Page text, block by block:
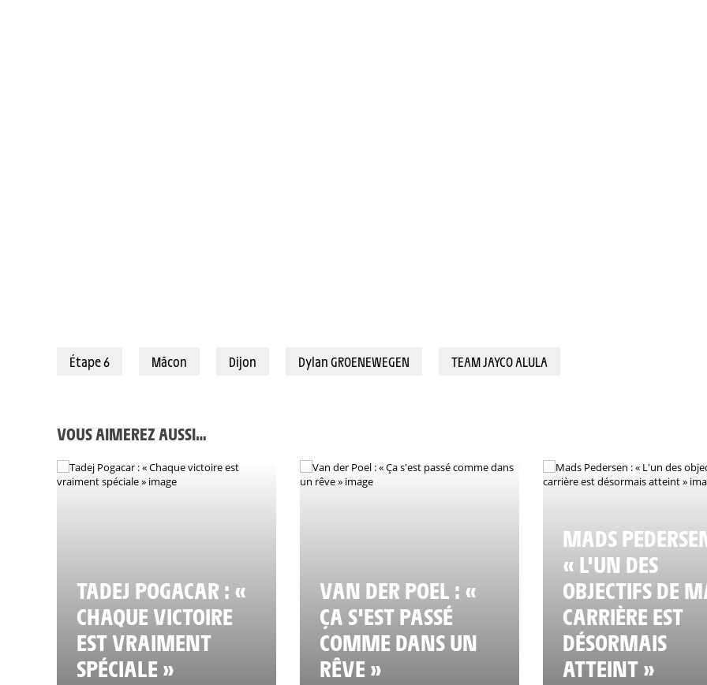
Étape 6 Mâcon Dijon Dylan GROENEWEGEN TEAM JAYCO ALULA
VOUS AIMEREZ AUSSI…
TADEJ POGACAR : «
CHAQUE VICTOIRE
EST VRAIMENT
SPÉCIALE »
VAN DER POEL : «
ÇA S'EST PASSÉ
COMME DANS UN
RÊVE »
MADS
« L'UN DES
OBJECTIFS DE
CARRIÈRE EST
DÉSORMAIS
ATTEINT »